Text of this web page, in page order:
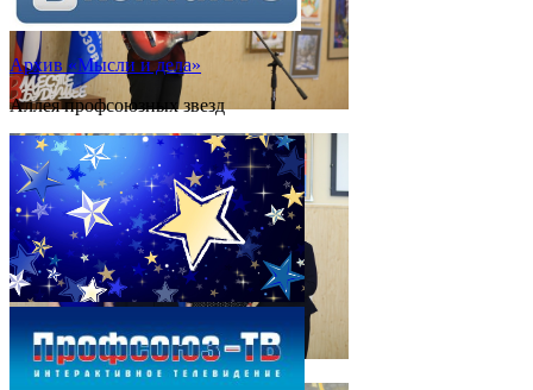
Архив «Мысли и дела»
Аллея профсоюзных звезд